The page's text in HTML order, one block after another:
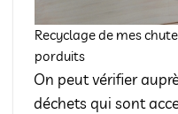
Recyclage de mes
porduits
On peut vérifier
déchets qui sont